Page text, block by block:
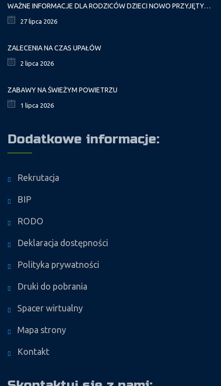
WAŻNE INFORMACJE DLA RODZICÓW DZIECI NOWO PRZYJĘTYCH GR. I
27 lipca 2026
ZALECENIA NA CZAS UPAŁÓW
2 lipca 2026
ZABAWY NA ŚWIEŻYM POWIETRZU
1 lipca 2026
Dodatkowe informacje:
Rekrutacja
BIP
RODO
Deklaracja dostępności
Polityka prywatności
Druki do pobrania
Spacer wirtualny
Mapa strony
Kontakt